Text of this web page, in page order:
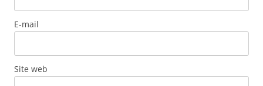
E-mail
Site web